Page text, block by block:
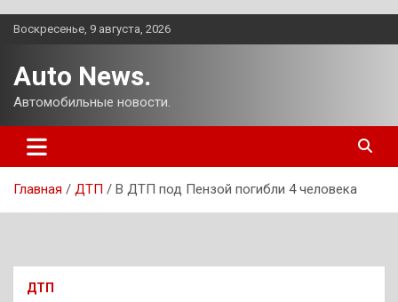
Перейти
Воскресенье, 9 августа, 2026
Auto News.
Автомобильные новости.
Главная ДТП В ДТП под Пензой погибли 4 человека
ДТП